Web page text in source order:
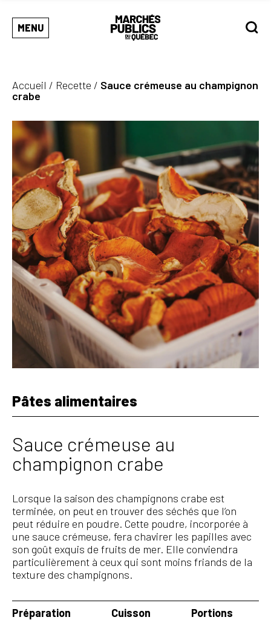
MENU
Accueil / Recette / Sauce crémeuse au champignon
crabe
Pâtes alimentaires
Sauce crémeuse au
champignon crabe
Lorsque la saison des champignons crabe est
terminée, on peut en trouver des séchés que l’on
peut réduire en poudre. Cette poudre, incorporée à
une sauce crémeuse, fera chavirer les papilles avec
son goût exquis de fruits de mer. Elle conviendra
particulièrement à ceux qui sont moins friands de la
texture des champignons.
Préparation
Cuisson
Portions